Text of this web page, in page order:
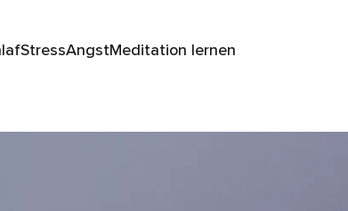
StressAngstMeditation lernen